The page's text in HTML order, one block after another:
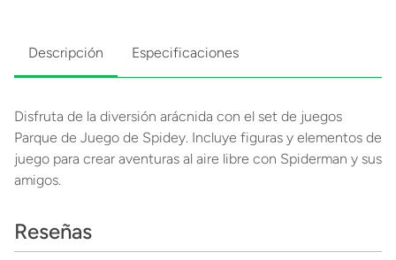
Descripción Especificaciones
Disfruta de la diversión arácnida con el set de juegos
Parque de Juego de Spidey. Incluye figuras y elementos de
juego para crear aventuras al aire libre con Spiderman y sus
amigos.
Reseñas